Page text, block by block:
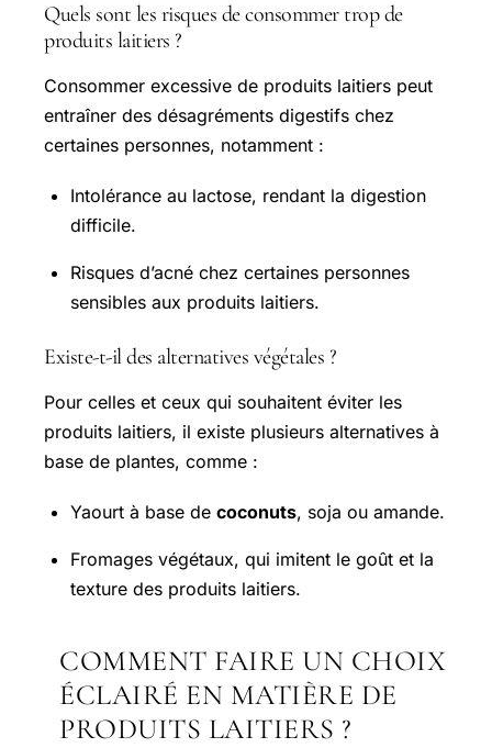
Quels sont les risques de consommer trop de
produits laitiers ?
Consommer excessive de produits laitiers peut
entraîner des désagréments digestifs chez
certaines personnes, notamment :
Intolérance au lactose, rendant la digestion
difficile.
Risques d’acné chez certaines personnes
sensibles aux produits laitiers.
Existe-t-il des alternatives végétales ?
Pour celles et ceux qui souhaitent éviter les
produits laitiers, il existe plusieurs alternatives à
base de plantes, comme :
Yaourt à base de coconuts, soja ou amande.
Fromages végétaux, qui imitent le goût et la
texture des produits laitiers.
COMMENT FAIRE UN CHOIX
ÉCLAIRÉ EN MATIÈRE DE
PRODUITS LAITIERS ?